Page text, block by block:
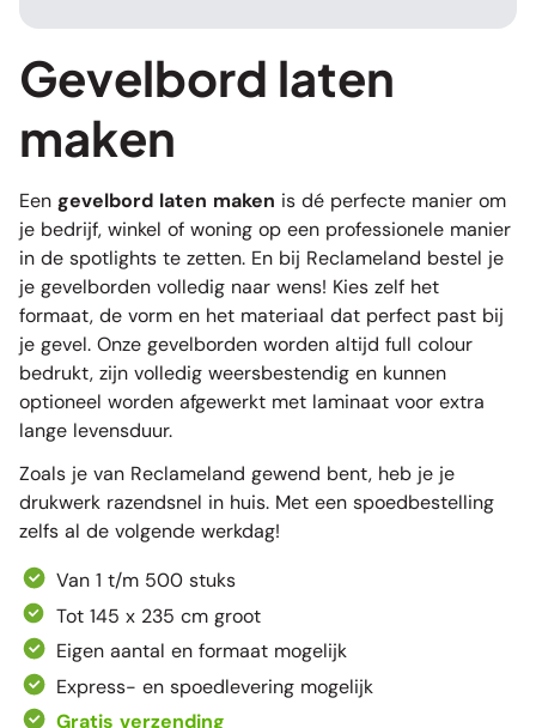
Gevelbord laten
maken
Een gevelbord laten maken is dé perfecte manier om
je bedrijf, winkel of woning op een professionele manier
in de spotlights te zetten. En bij Reclameland bestel je
je gevelborden volledig naar wens! Kies zelf het
formaat, de vorm en het materiaal dat perfect past bij
je gevel. Onze gevelborden worden altijd full colour
bedrukt, zijn volledig weersbestendig en kunnen
optioneel worden afgewerkt met laminaat voor extra
lange levensduur.
Zoals je van Reclameland gewend bent, heb je je
drukwerk razendsnel in huis. Met een spoedbestelling
zelfs al de volgende werkdag!
Van 1 t/m 500 stuks
Tot 145 x 235 cm groot
Eigen aantal en formaat mogelijk
Express- en spoedlevering mogelijk
Gratis verzending